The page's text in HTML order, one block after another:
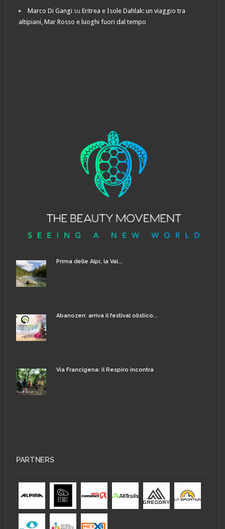
Marco Di Gangi suEritrea e Isole Dahlak: un viaggio tra
altipiani, Mar Rosso e luoghi fuori dal tempo
Prima delle Alpi, la Val...
Abanozen: arriva il festival olistico...
Via Francigena: il Respiro incontra
PARTNERS